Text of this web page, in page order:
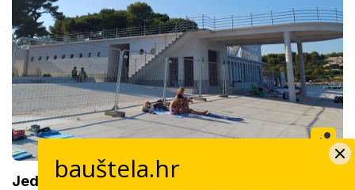
Jedno od najpoznatijih kupališta u Istri i dalje
bauštela.hr